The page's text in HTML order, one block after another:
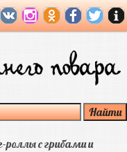
роллы с грибами и